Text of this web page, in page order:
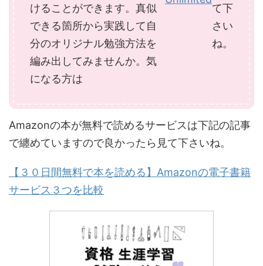
けることができます。真似
できる箇所から実践して自
分のオリジナル勉強方法を
編み出してみませんか。気
になる方は
て下
さい
ね。
Amazonの本が無料で読めるサービスは下記の記事
で纏めていますので良かったら見て下さいね。
【３０日間無料で本を読める】Amazonの電子書籍
サービス３つを比較